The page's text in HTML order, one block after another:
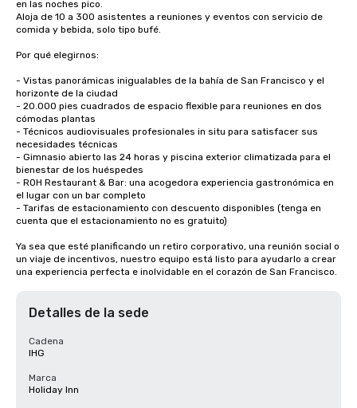
en las noches pico.
Aloja de 10 a 300 asistentes a reuniones y eventos con servicio de
comida y bebida, solo tipo bufé.
Por qué elegirnos:
- Vistas panorámicas inigualables de la bahía de San Francisco y el
horizonte de la ciudad
- 20.000 pies cuadrados de espacio flexible para reuniones en dos
cómodas plantas
- Técnicos audiovisuales profesionales in situ para satisfacer sus
necesidades técnicas
- Gimnasio abierto las 24 horas y piscina exterior climatizada para el
bienestar de los huéspedes
- ROH Restaurant & Bar: una acogedora experiencia gastronómica en
el lugar con un bar completo
- Tarifas de estacionamiento con descuento disponibles (tenga en
cuenta que el estacionamiento no es gratuito)
Ya sea que esté planificando un retiro corporativo, una reunión social o
un viaje de incentivos, nuestro equipo está listo para ayudarlo a crear
una experiencia perfecta e inolvidable en el corazón de San Francisco.
Detalles de la sede
Cadena
IHG
Marca
Holiday Inn